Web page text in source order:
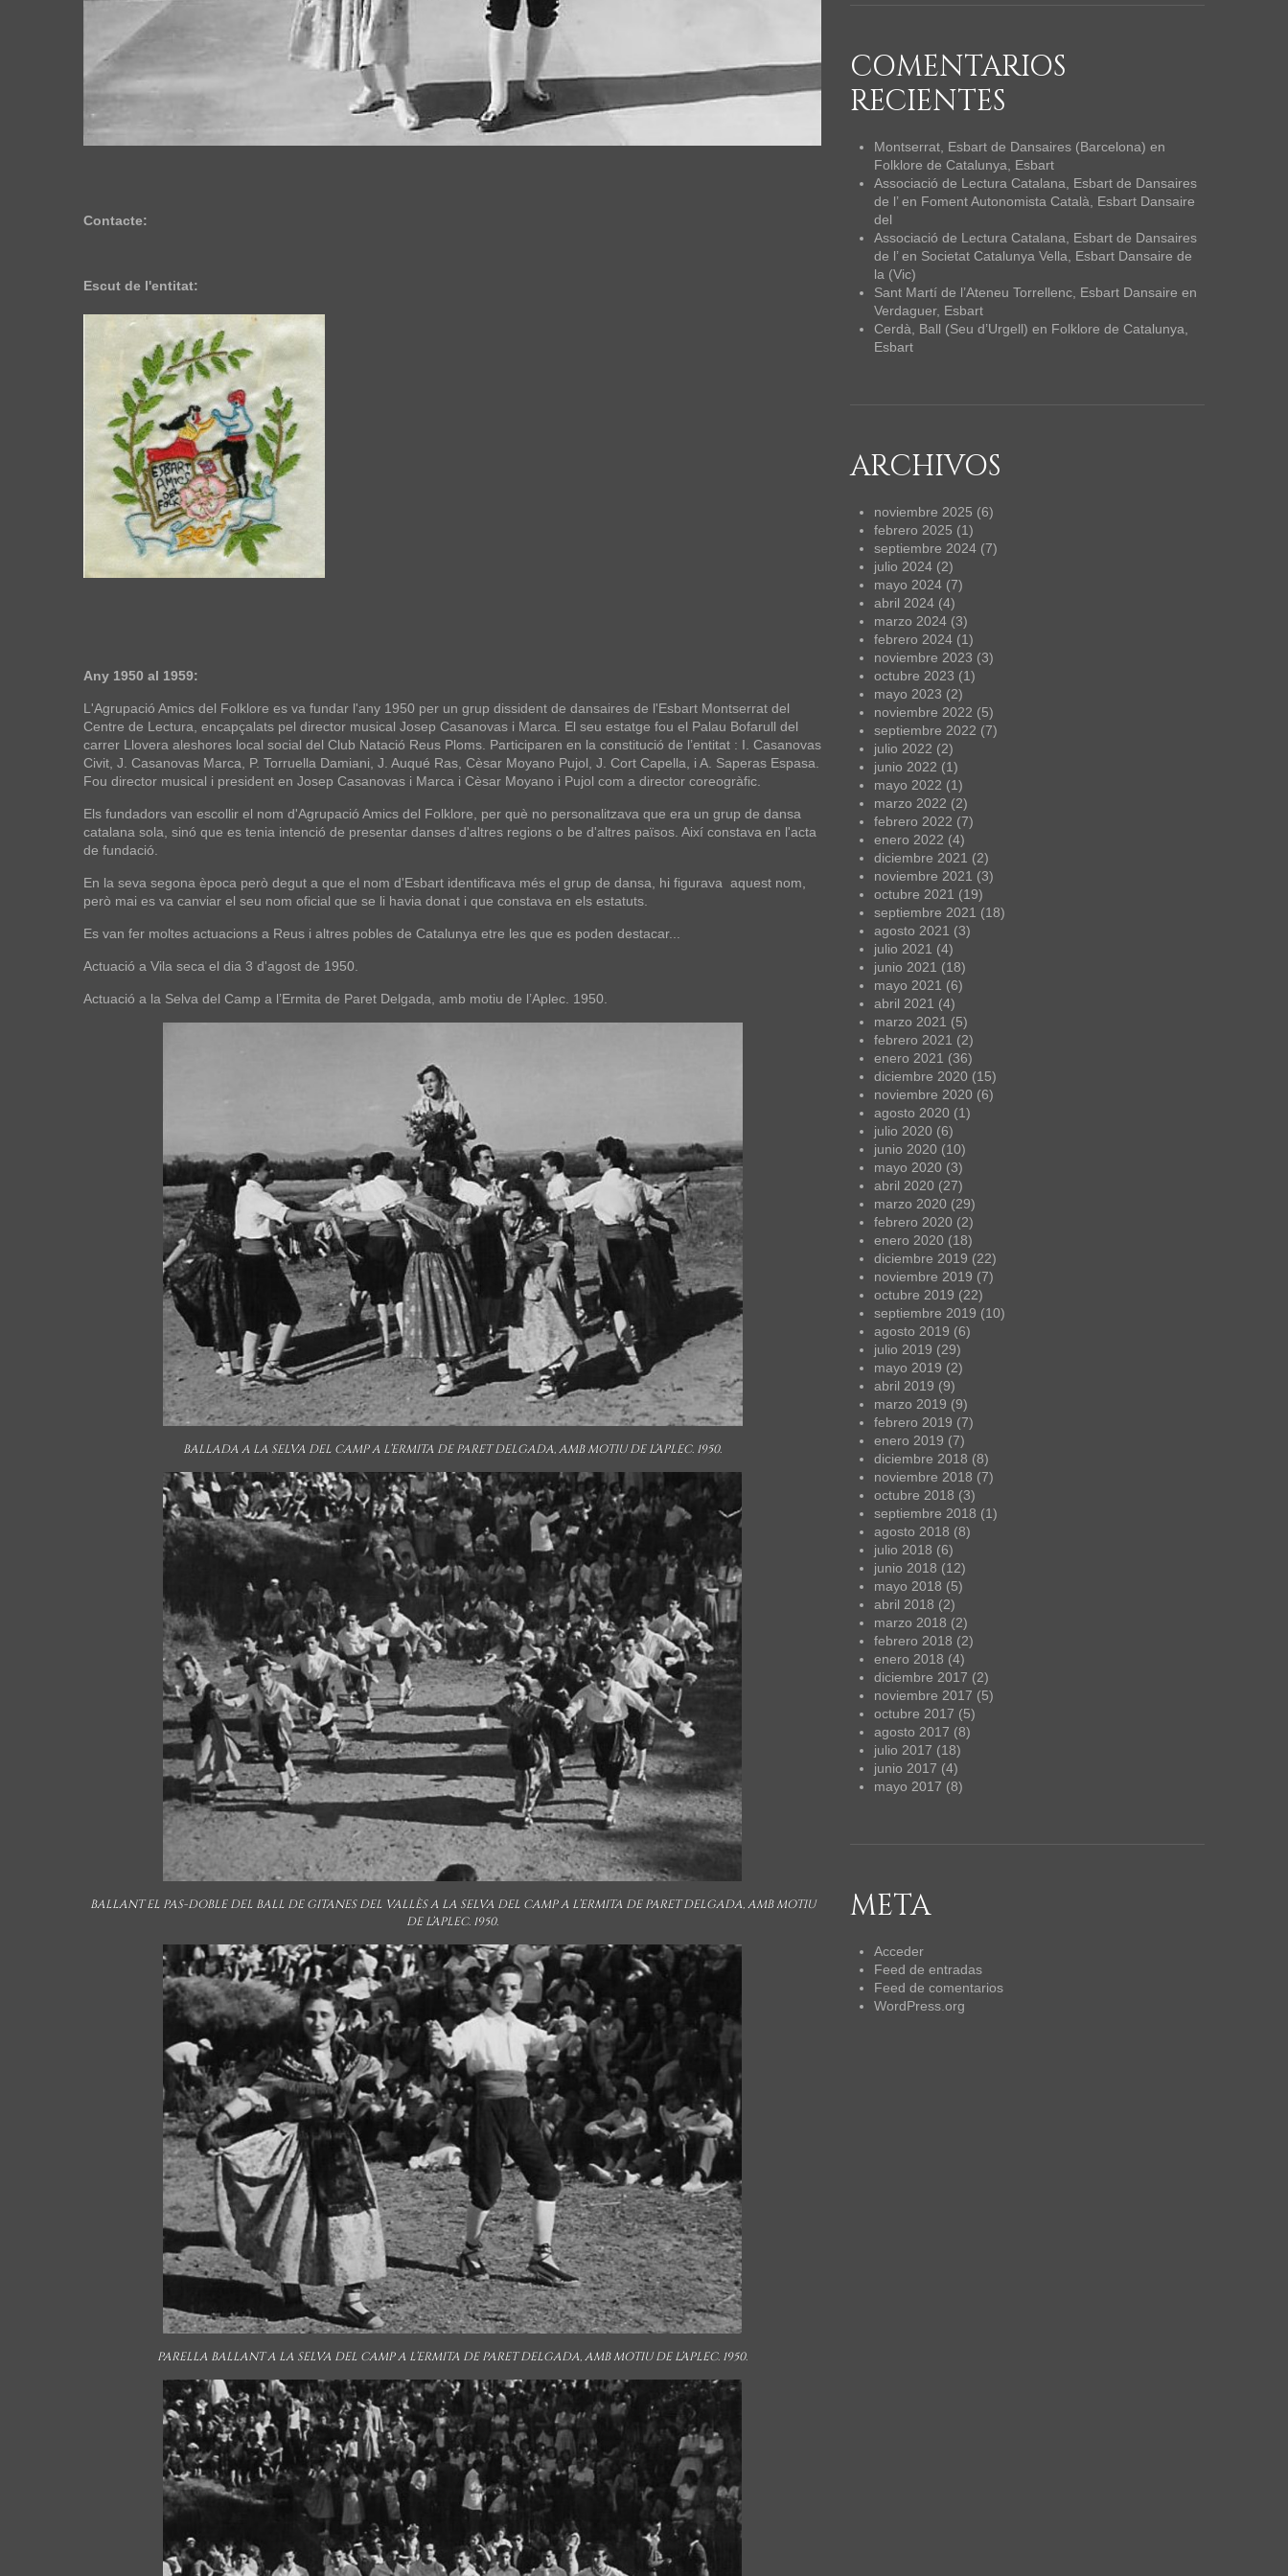
Contacte:
Escut de l'entitat:
Any 1950 al 1959:
L'Agrupació Amics del Folklore es va fundar l'any 1950 per un grup dissident de dansaires de l'Esbart Montserrat del
Centre de Lectura, encapçalats pel director musical Josep Casanovas i Marca. El seu estatge fou el Palau Bofarull del
carrer Llovera aleshores local social del Club Natació Reus Ploms. Participaren en la constitució de l’entitat : I. Casanovas
Civit, J. Casanovas Marca, P. Torruella Damiani, J. Auqué Ras, Cèsar Moyano Pujol, J. Cort Capella, i A. Saperas Espasa.
Fou director musical i president en Josep Casanovas i Marca i Cèsar Moyano i Pujol com a director coreogràfic.
Els fundadors van escollir el nom d'Agrupació Amics del Folklore, per què no personalitzava que era un grup de dansa
catalana sola, sinó que es tenia intenció de presentar danses d'altres regions o be d'altres països. Així constava en l'acta
de fundació.
En la seva segona època però degut a que el nom d'Esbart identificava més el grup de dansa, hi figurava aquest nom,
però mai es va canviar el seu nom oficial que se li havia donat i que constava en els estatuts.
Es van fer moltes actuacions a Reus i altres pobles de Catalunya etre les que es poden destacar...
Actuació a Vila seca el dia 3 d'agost de 1950.
Actuació a la Selva del Camp a l’Ermita de Paret Delgada, amb motiu de l’Aplec. 1950.
BALLADA A LA SELVA DEL CAMP A L’ERMITA DE PARET DELGADA, AMB MOTIU DE L’APLEC. 1950.
BALLANT EL PAS-DOBLE DEL BALL DE GITANES DEL VALLÈSA LA SELVA DEL CAMP A L’ERMITA DE PARET DELGADA, AMB MOTIU
DE L’APLEC. 1950.
PARELLA BALLANT A LA SELVA DEL CAMP A L’ERMITA DE PARET DELGADA, AMB MOTIU DE L’APLEC. 1950.
COMENTARIOS
RECIENTES
Montserrat, Esbart de Dansaires (Barcelona) en
Folklore de Catalunya, Esbart
Associació de Lectura Catalana, Esbart de Dansaires
de l’en Foment Autonomista Català, Esbart Dansaire
del
Associació de Lectura Catalana, Esbart de Dansaires
de l’en Societat Catalunya Vella, Esbart Dansaire de
la (Vic)
Sant Martí de l’Ateneu Torrellenc, Esbart Dansaire en
Verdaguer, Esbart
Cerdà, Ball (Seu d’Urgell) en Folklore de Catalunya,
Esbart
ARCHIVOS
noviembre 2025 (6)
febrero 2025 (1)
septiembre 2024 (7)
julio 2024 (2)
mayo 2024 (7)
abril 2024 (4)
marzo 2024 (3)
febrero 2024 (1)
noviembre 2023 (3)
octubre 2023 (1)
mayo 2023 (2)
noviembre 2022 (5)
septiembre 2022 (7)
julio 2022 (2)
junio 2022 (1)
mayo 2022 (1)
marzo 2022 (2)
febrero 2022 (7)
enero 2022 (4)
diciembre 2021 (2)
noviembre 2021 (3)
octubre 2021 (19)
septiembre 2021 (18)
agosto 2021 (3)
julio 2021 (4)
junio 2021 (18)
mayo 2021 (6)
abril 2021 (4)
marzo 2021 (5)
febrero 2021 (2)
enero 2021 (36)
diciembre 2020 (15)
noviembre 2020 (6)
agosto 2020 (1)
julio 2020 (6)
junio 2020 (10)
mayo 2020 (3)
abril 2020 (27)
marzo 2020 (29)
febrero 2020 (2)
enero 2020 (18)
diciembre 2019 (22)
noviembre 2019 (7)
octubre 2019 (22)
septiembre 2019 (10)
agosto 2019 (6)
julio 2019 (29)
mayo 2019 (2)
abril 2019 (9)
marzo 2019 (9)
febrero 2019 (7)
enero 2019 (7)
diciembre 2018 (8)
noviembre 2018 (7)
octubre 2018 (3)
septiembre 2018 (1)
agosto 2018 (8)
julio 2018 (6)
junio 2018 (12)
mayo 2018 (5)
abril 2018 (2)
marzo 2018 (2)
febrero 2018 (2)
enero 2018 (4)
diciembre 2017 (2)
noviembre 2017 (5)
octubre 2017 (5)
agosto 2017 (8)
julio 2017 (18)
junio 2017 (4)
mayo 2017 (8)
META
Acceder
Feed de entradas
Feed de comentarios
WordPress.org